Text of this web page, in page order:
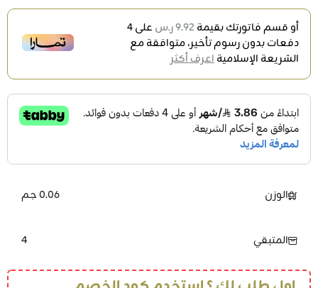
أو قسم فاتورتك بقيمة 9.92 ر.س على4
دفعات بدون رسوم تأخير، متوافقة مع
الشريعة الإسلاميةاعرف أكثر
الوزن 0.06 جم
المتبقي 4